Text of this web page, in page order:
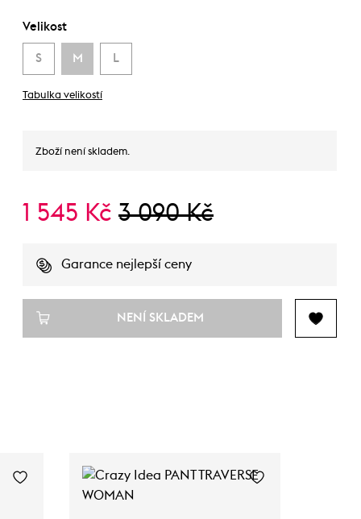
Velikost
S M L
Tabulka velikostí
Zboží není skladem.
1 545 Kč 3 090 Kč
Garance nejlepší ceny
NENÍ SKLADEM